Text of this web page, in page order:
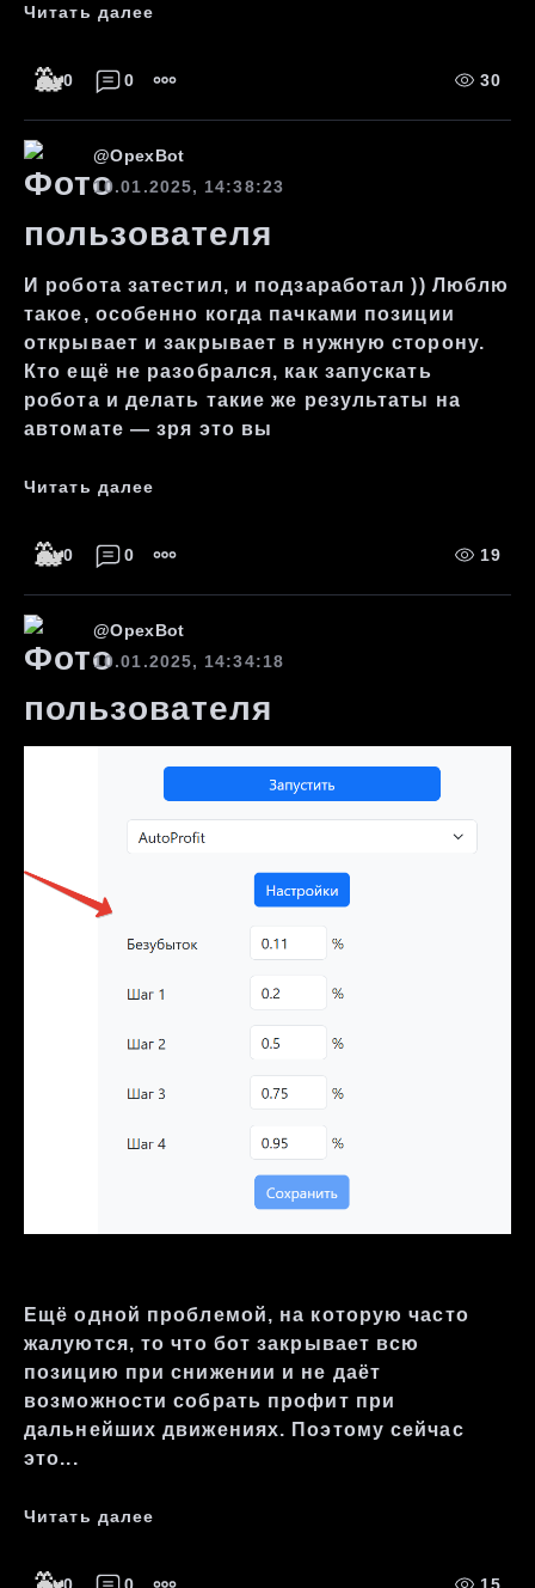
Читать далее
🐳0 0 30
@OpexBot
10.01.2025, 14:38:23
И робота затестил, и подзаработал )) Люблю
такое, особенно когда пачками позиции
открывает и закрывает в нужную сторону.
Кто ещё не разобрался, как запускать
робота и делать такие же результаты на
автомате — зря это вы
Читать далее
🐳0 0 19
@OpexBot
10.01.2025, 14:34:18
Ещё одной проблемой, на которую часто
жалуются, то что бот закрывает всю
позицию при снижении и не даёт
возможности собрать профит при
дальнейших движениях. Поэтому сейчас
это...
Читать далее